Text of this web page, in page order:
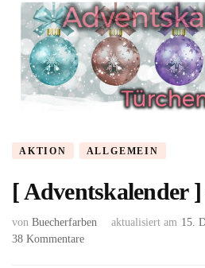
AKTION ALLGEMEIN
[ Adventskalender
von Buecherfarben aktualisiert am 15.
38 Kommentarezu